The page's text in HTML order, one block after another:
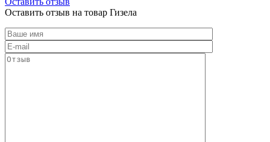
Оставить отзыв на товар Гизела